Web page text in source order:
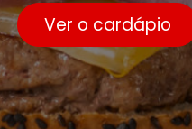
Ver o cardápio